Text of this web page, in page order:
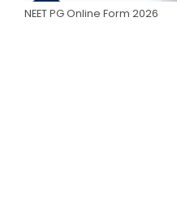
NEET PG Online Form 2026